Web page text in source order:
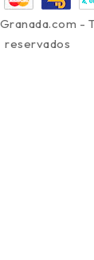
-
reservados